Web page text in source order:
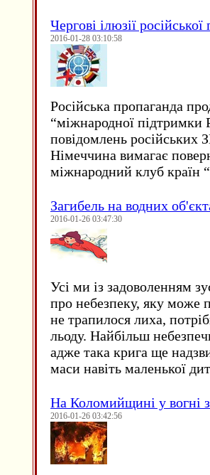
Чергові ілюзії
2016-01-28 03:10:58
Російська пропаганда
“міжнародної підтримки
повідомлень російських
Німеччина вимагає
міжнародний клуб країн
Загибель на водних
2016-01-26 03:47:30
Усі ми із задоволенням
про небезпеку, яку може
не трапилося лиха,
льоду. Найбільш
адже така крига ще
маси навіть маленької
На Коломийщині у вогні
2016-01-26 03:42:56